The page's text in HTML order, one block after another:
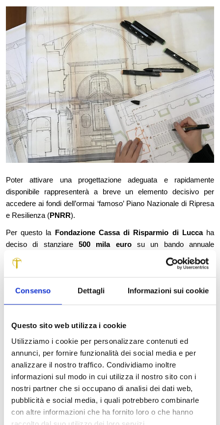
Consenso Dettagli Informazioni sui cookie
Questo sito web utilizza i cookie
Utilizziamo i cookie per personalizzare contenuti ed
annunci, per fornire funzionalità dei social media e per
analizzare il nostro traffico. Condividiamo inoltre
informazioni sul modo in cui utilizza il nostro sito con i
nostri partner che si occupano di analisi dei dati web,
pubblicità e social media, i quali potrebbero combinarle
con altre informazioni che ha fornito loro o che hanno
Poter attivare una progettazione adeguata e rapidamente
disponibile rappresenterà a breve un elemento decisivo per
accedere ai fondi dell’ormai ‘famoso’ Piano Nazionale di Ripresa
e Resilienza (PNRR).
Per questo la Fondazione Cassa di Risparmio di Luccaha
deciso di stanziare 500 mila eurosu un bando annuale
denominato
“Progettazione di Opere pubbliche”, aperto fino al
21 gennaio 2022
, ovvero amministrazione provinciale, comuni, unioni dei
Opere pubbliche, quindi, di notevole rilevanza per le comunità
locali, da realizzare anche attraverso il coordinamento e
l’integrazione tra i diversi interventi che saranno proposti, in modo
da consentire l’attivazione di collaborazioni tra gli attori locali con
un effetto moltiplicatore dei benefici per il numero maggiore
possibile di cittadini.
Già in passato la rapidità e serietà nella progettazione si sono